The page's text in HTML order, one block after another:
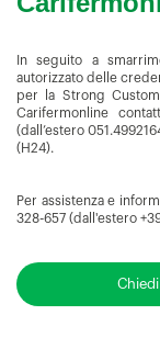
In seguito a
autorizzato delle
per la Strong
Carifermonline
(dall’estero
(H24).
Per assistenza e
328-657 (dall'estero